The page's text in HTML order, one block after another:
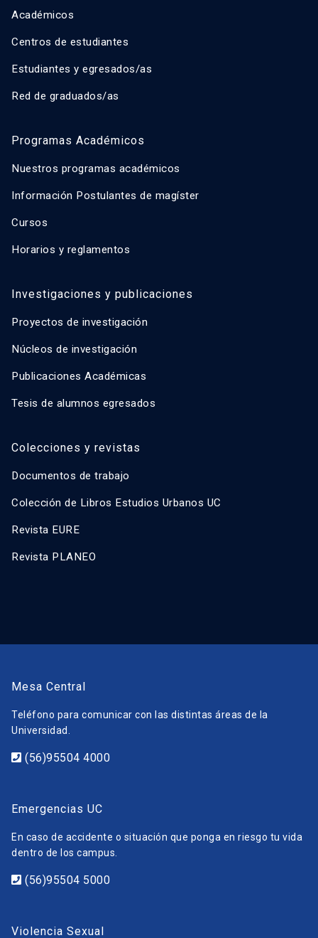
Académicos
Centros de estudiantes
Estudiantes y egresados/as
Red de graduados/as
Programas Académicos
Nuestros programas académicos
Información Postulantes de magíster
Cursos
Horarios y reglamentos
Investigaciones y publicaciones
Proyectos de investigación
Núcleos de investigación
Publicaciones Académicas
Tesis de alumnos egresados
Colecciones y revistas
Documentos de trabajo
Colección de Libros Estudios Urbanos UC
Revista EURE
Revista PLANEO
Mesa Central
Teléfono para comunicar con las distintas áreas de la
Universidad.
(56)95504 4000
Emergencias UC
En caso de accidente o situación que ponga en riesgo tu vida
dentro de los campus.
(56)95504 5000
Violencia Sexual